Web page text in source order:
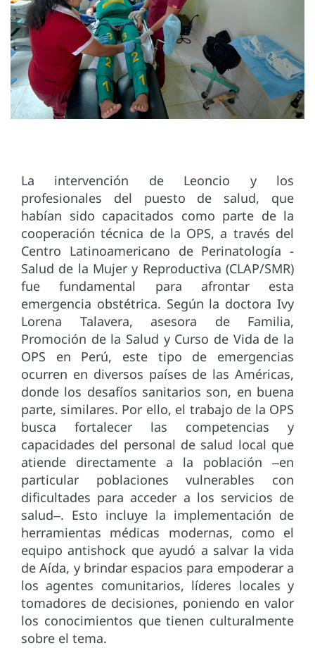
La intervención de Leoncio y los
profesionales del puesto de salud, que
habían sido capacitados como parte de la
cooperación técnica de la OPS, a través del
Centro Latinoamericano de Perinatología -
Salud de la Mujer y Reproductiva (CLAP/SMR)
fue fundamental para afrontar esta
emergencia obstétrica. Según la doctora Ivy
Lorena Talavera, asesora de Familia,
Promoción de la Salud y Curso de Vida de la
OPS en Perú, este tipo de emergencias
ocurren en diversos países de las Américas,
donde los desafíos sanitarios son, en buena
parte, similares. Por ello, el trabajo de la OPS
busca fortalecer las competencias y
capacidades del personal de salud local que
atiende directamente a la población ‒en
particular poblaciones vulnerables con
dificultades para acceder a los servicios de
salud‒. Esto incluye la implementación de
herramientas médicas modernas, como el
equipo antishock que ayudó a salvar la vida
de Aída, y brindar espacios para empoderar a
los agentes comunitarios, líderes locales y
tomadores de decisiones, poniendo en valor
los conocimientos que tienen culturalmente
sobre el tema.